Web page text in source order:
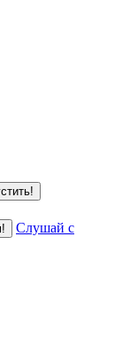
Слушай с